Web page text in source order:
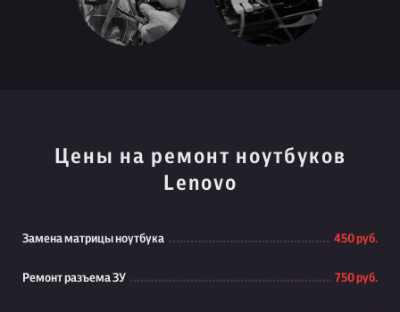
Цены на ремонт ноутбуков
Lenovo
Замена матрицы ноутбука 450 руб.
Ремонт разъема ЗУ 750 руб.